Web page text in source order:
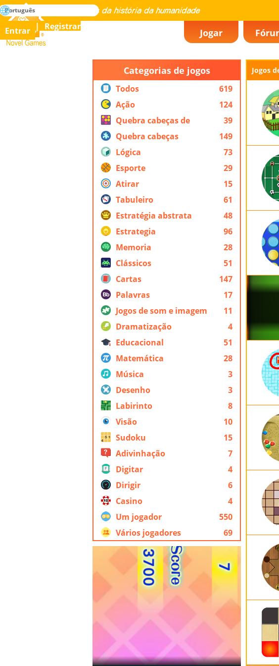
Novel Games
Dominar todos os jogos da história da humanidade
buscar
Jogar
Entrar Registrar
Português
Categorias de jogos
Todos
619
Ação
124
Quebra cabeças de
ação
39
Quebra cabeças
149
Lógica
73
Esporte
29
Atirar
15
Tabuleiro
61
Estratégia abstrata
48
Estrategia
96
Memoria
28
Clássicos
51
Cartas
147
Palavras
17
Jogos de som e imagem
11
Dramatização
4
Educacional
51
Matemática
28
Música
3
Desenho
3
Labirinto
8
Visão
10
Sudoku
15
Adivinhação
7
Digitar
4
Dirigir
6
Casino
4
Um jogador
550
Vários jogadores
69
Jogos